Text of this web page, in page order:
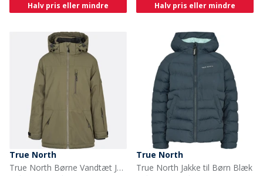
Halv pris eller mindre Halv pris eller mindre
True North
True North Børne Vandtæt Jakke Tarmac
True North
True North Jakke til Børn Blæk